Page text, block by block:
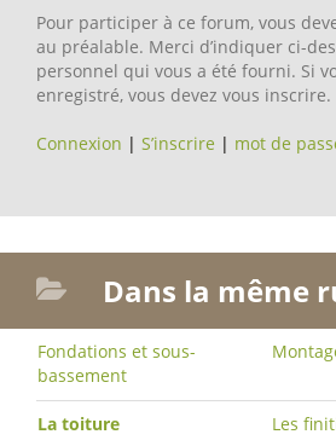
Pour participer à ce forum, vous
au préalable. Merci d’indiquer ci-
personnel qui vous a été fourni. Si
enregistré, vous devez vous inscrire.
Connexion | S’inscrire | mot de
Dans la même
Fondations et sous-
bassement
La toiture Les